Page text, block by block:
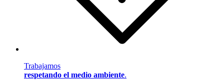
Trabajamos
respetando el medio ambiente.